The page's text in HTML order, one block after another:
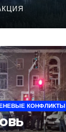
КОНФЛИКТЫ